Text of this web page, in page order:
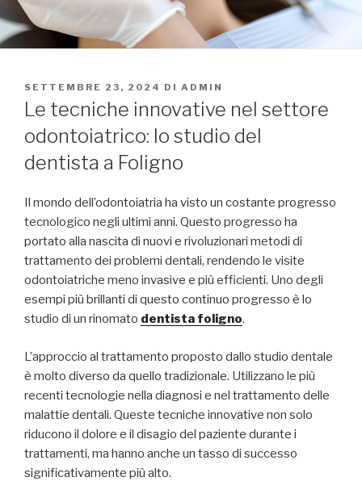
PUBBLICATO
IL
SETTEMBRE 23, 2024 DI ADMIN
Le tecniche innovative nel settore
odontoiatrico: lo studio del
dentista a Foligno
Il mondo dell’odontoiatria ha visto un costante progresso
tecnologico negli ultimi anni. Questo progresso ha
portato alla nascita di nuovi e rivoluzionari metodi di
trattamento dei problemi dentali, rendendo le visite
odontoiatriche meno invasive e più efficienti. Uno degli
esempi più brillanti di questo continuo progresso è lo
studio di un rinomato dentista foligno.
L’approccio al trattamento proposto dallo studio dentale
è molto diverso da quello tradizionale. Utilizzano le più
recenti tecnologie nella diagnosi e nel trattamento delle
malattie dentali. Queste tecniche innovative non solo
riducono il dolore e il disagio del paziente durante i
trattamenti, ma hanno anche un tasso di successo
significativamente più alto.